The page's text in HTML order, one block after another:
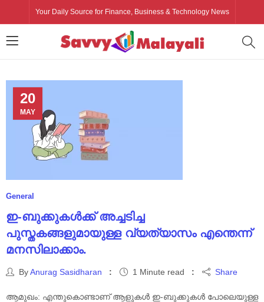
Your Daily Source for Finance, Business & Technology News
20
MAY
General
ഇ-ബുക്കുകൾക്ക് അച്ചടിച്ച
പുസ്തകങ്ങളുമായുള്ള വ്യത്യാസം എന്തെന്ന്
മനസിലാക്കാം.
ByAnurag Sasidharan 1 Minute read Share
ആമുഖം: എന്തുകൊണ്ടാണ് ആളുകൾ ഇ-ബുക്കുകൾ പോലെയുള്ള